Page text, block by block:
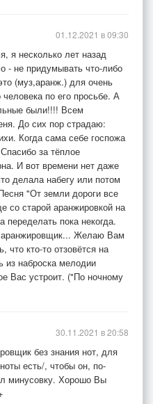
я несколько лет назад
- не придумывать что-либо
(муз,аранж.) для очень
человека по его просьбе. А
были!!!! Всем
До сих пор страдаю:
Когда сама себе госпожа
за тёплое
И вот времени нет даже
делала набегу или потом
"От земли дороги все
со старой аранжировкой на
переделать пока некогда.
аранжировщик... Желаю Вам
что кто-то отзовётся на
наброска мелодии
Вас устроит. ("По ночному
01.12.2021 в 09:30
без знания нот, для
есть/, чтобы он, по-
минусовку. Хорошо Вы
30.11.2021 в 20:58